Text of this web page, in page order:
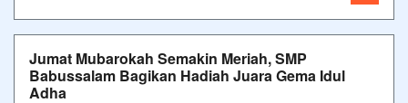
Jumat Mubarokah Semakin Meriah, SMP
Babussalam Bagikan Hadiah Juara Gema Idul
Adha